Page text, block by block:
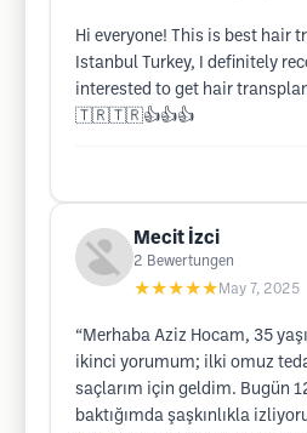
Hi everyone! This is best hair
Istanbul Turkey, I definitely
interested to get hair
🇹🇷🇹🇷👍👍👍
Mecit İzci
2 Bewertungen
★★★★★ May 7, 2025
“Merhaba Aziz Hocam, 35
ikinci yorumum; ilki omuz
saçlarım için geldim. Bugün
baktığımda şaşkınlıkla